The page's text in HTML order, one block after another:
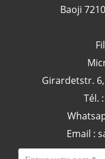
Baoji
Girardetstr.
Tél.
Email :